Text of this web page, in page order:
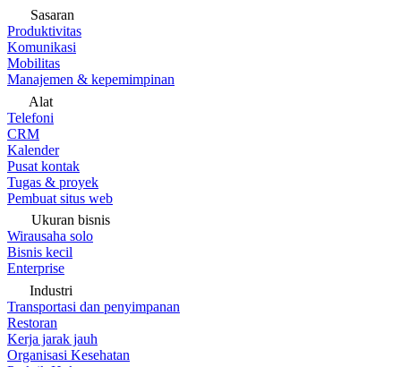
Sasaran
Produktivitas
Komunikasi
Mobilitas
Manajemen & kepemimpinan
Alat
Telefoni
CRM
Kalender
Pusat kontak
Tugas & proyek
Pembuat situs web
Ukuran bisnis
Wirausaha solo
Bisnis kecil
Enterprise
Industri
Transportasi dan penyimpanan
Restoran
Kerja jarak jauh
Organisasi Kesehatan